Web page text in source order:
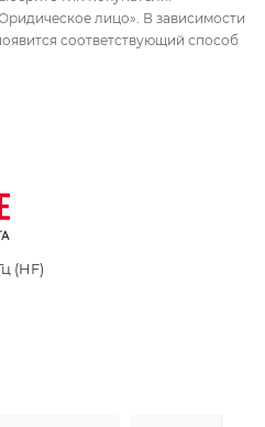
лицо». В зависимости
соответствующий способ
(HF)